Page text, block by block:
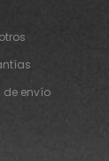
de envío